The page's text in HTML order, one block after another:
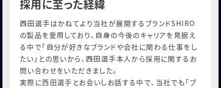
採用に至った経緯
⻄⽥選⼿はかねてより当社が展開するブランドSHIRO
の製品を愛⽤しており、⾃⾝の今後のキャリアを⾒据え
る中で「⾃分が好きなブランドや会社に関わる仕事をし
たい」との思いから、⻄⽥選⼿本⼈から採用に関するお
問い合わせをいただきました。
実際に西田選手とお会いしお話する中で、当社でも「ブ